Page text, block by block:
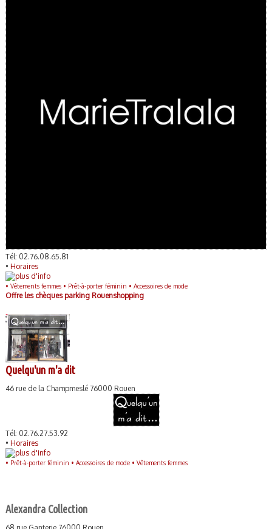
Tél: 02.76.08.65.81
• Horaires
• Vêtements femmes • Prêt-à-porter féminin • Accessoires de mode
Offre les chèques parking Rouenshopping
Quelqu'un m'a dit
46 rue de la Champmeslé 76000 Rouen
Tél: 02.76.27.53.92
• Horaires
• Prêt-à-porter féminin • Accessoires de mode • Vêtements femmes
Alexandra Collection